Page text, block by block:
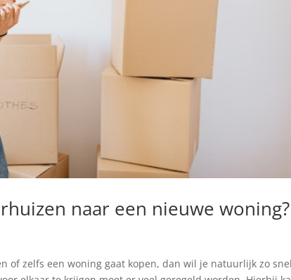
naar een nieuwe woning?
of zelfs een woning gaat kopen, dan wil je natuurlijk zo